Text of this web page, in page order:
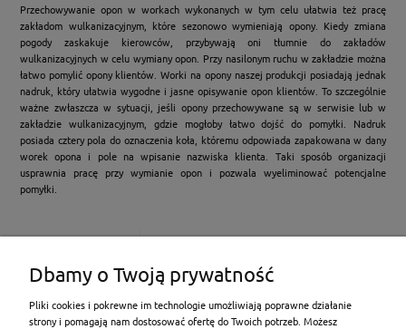
Przechowywanie opon w workach wykonanych w tym celu ułatwia też pracę
zakładom wulkanizacyjnym, które sezonowo wymieniają opony. Kiedy zmiana
pogody zaskakuje kierowców, przybywają oni tłumnie do zakładów
wulkanizacyjnych w celu wymiany opon. Przy nasilonym ruchu w zakładzie można
łatwo pomylić opony klientów. Worki na opony naszej produkcji posiadają jednak
nadruk, który ułatwia wygodne i jasne opisywanie opon klientów. To szczególnie
ważne zwłaszcza w sytuacji, jeśli opony przechowywane są w serwisie lub w
zakładzie wulkanizacyjnym, gdzie mogłoby łatwo dojść do pomyłki. Nadruk
posiada cztery pola do oznaczenia koła, któremu odpowiada zapakowana w dany
worek opona i pole na wpisanie nazwiska klienta. Taki sposób organizacji
usprawnia pracę przy wymianie opon i pozwala wyeliminować potencjalne
pomyłki.
Dbamy o Twoją prywatność
Pliki cookies i pokrewne im technologie umożliwiają poprawne działanie
strony i pomagają nam dostosować ofertę do Twoich potrzeb. Możesz